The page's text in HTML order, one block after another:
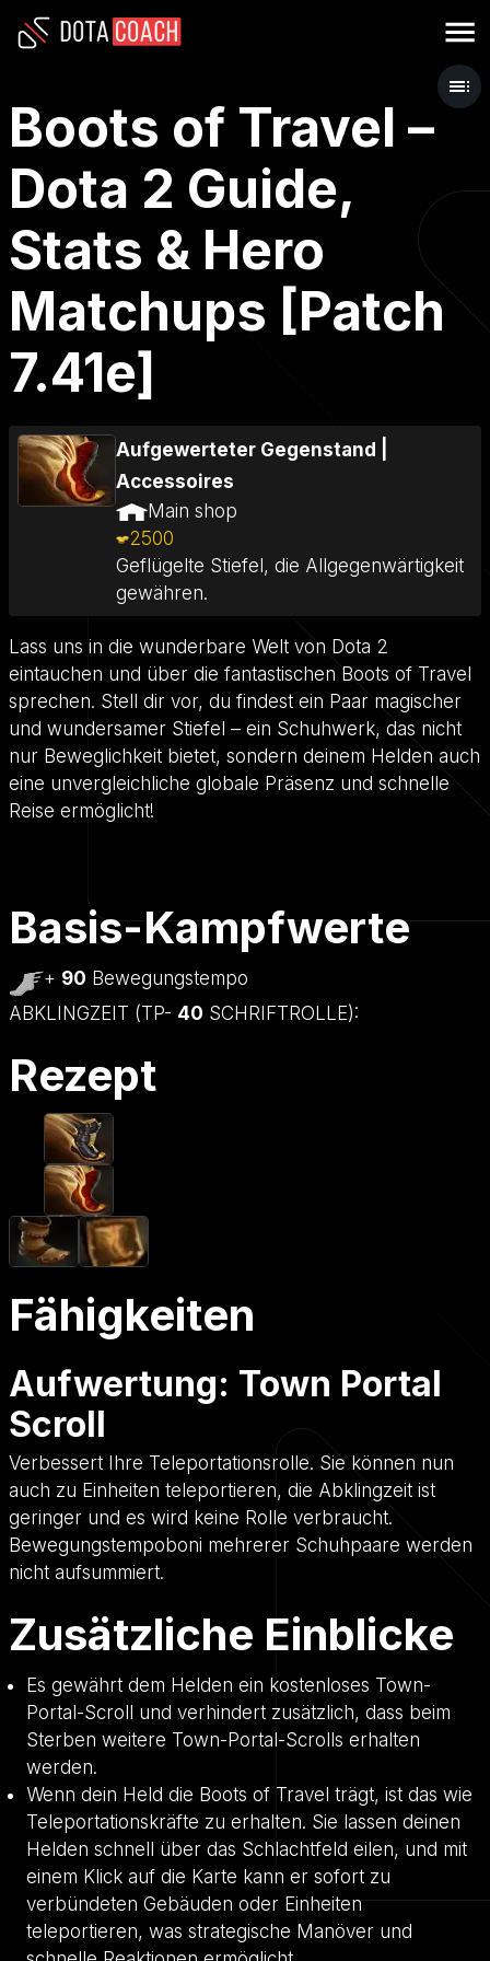
Boots of Travel –
Dota 2 Guide,
Stats & Hero
Matchups [Patch
7.41e]
Aufgewerteter Gegenstand
Accessoires
Main shop
2500
Geflügelte Stiefel, die Allgegenwärtigkeit
gewähren.
Lass uns in die wunderbare Welt von Dota 2
eintauchen und über die fantastischen Boots of Travel
sprechen. Stell dir vor, du findest ein Paar magischer
und wundersamer Stiefel – ein Schuhwerk, das nicht
nur Beweglichkeit bietet, sondern deinem Helden auch
eine unvergleichliche globale Präsenz und schnelle
Reise ermöglicht!
Basis-Kampfwerte
+ 90 Bewegungstempo
ABKLINGZEIT (TP- 40 SCHRIFTROLLE):
Rezept
Fähigkeiten
Aufwertung: Town Portal
Scroll
Verbessert Ihre Teleportationsrolle. Sie können nun
auch zu Einheiten teleportieren, die Abklingzeit ist
geringer und es wird keine Rolle verbraucht.
Bewegungstempoboni mehrerer Schuhpaare werden
nicht aufsummiert.
Zusätzliche Einblicke
Es gewährt dem Helden ein kostenloses Town-
Portal-Scroll und verhindert zusätzlich, dass beim
Sterben weitere Town-Portal-Scrolls erhalten
werden.
Wenn dein Held die Boots of Travel trägt, ist das wie
Teleportationskräfte zu erhalten. Sie lassen deinen
Helden schnell über das Schlachtfeld eilen, und mit
einem Klick auf die Karte kann er sofort zu
verbündeten Gebäuden oder Einheiten
teleportieren, was strategische Manöver und